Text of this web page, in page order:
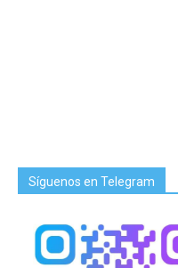
Síguenos en Telegram